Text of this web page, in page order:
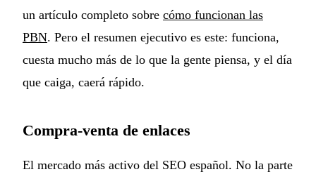
un artículo completo sobre cómo funcionan las
PBN. Pero el resumen ejecutivo es este: funciona,
cuesta mucho más de lo que la gente piensa, y el día
que caiga, caerá rápido.
Compra-venta de enlaces
El mercado más activo del SEO español. No la parte